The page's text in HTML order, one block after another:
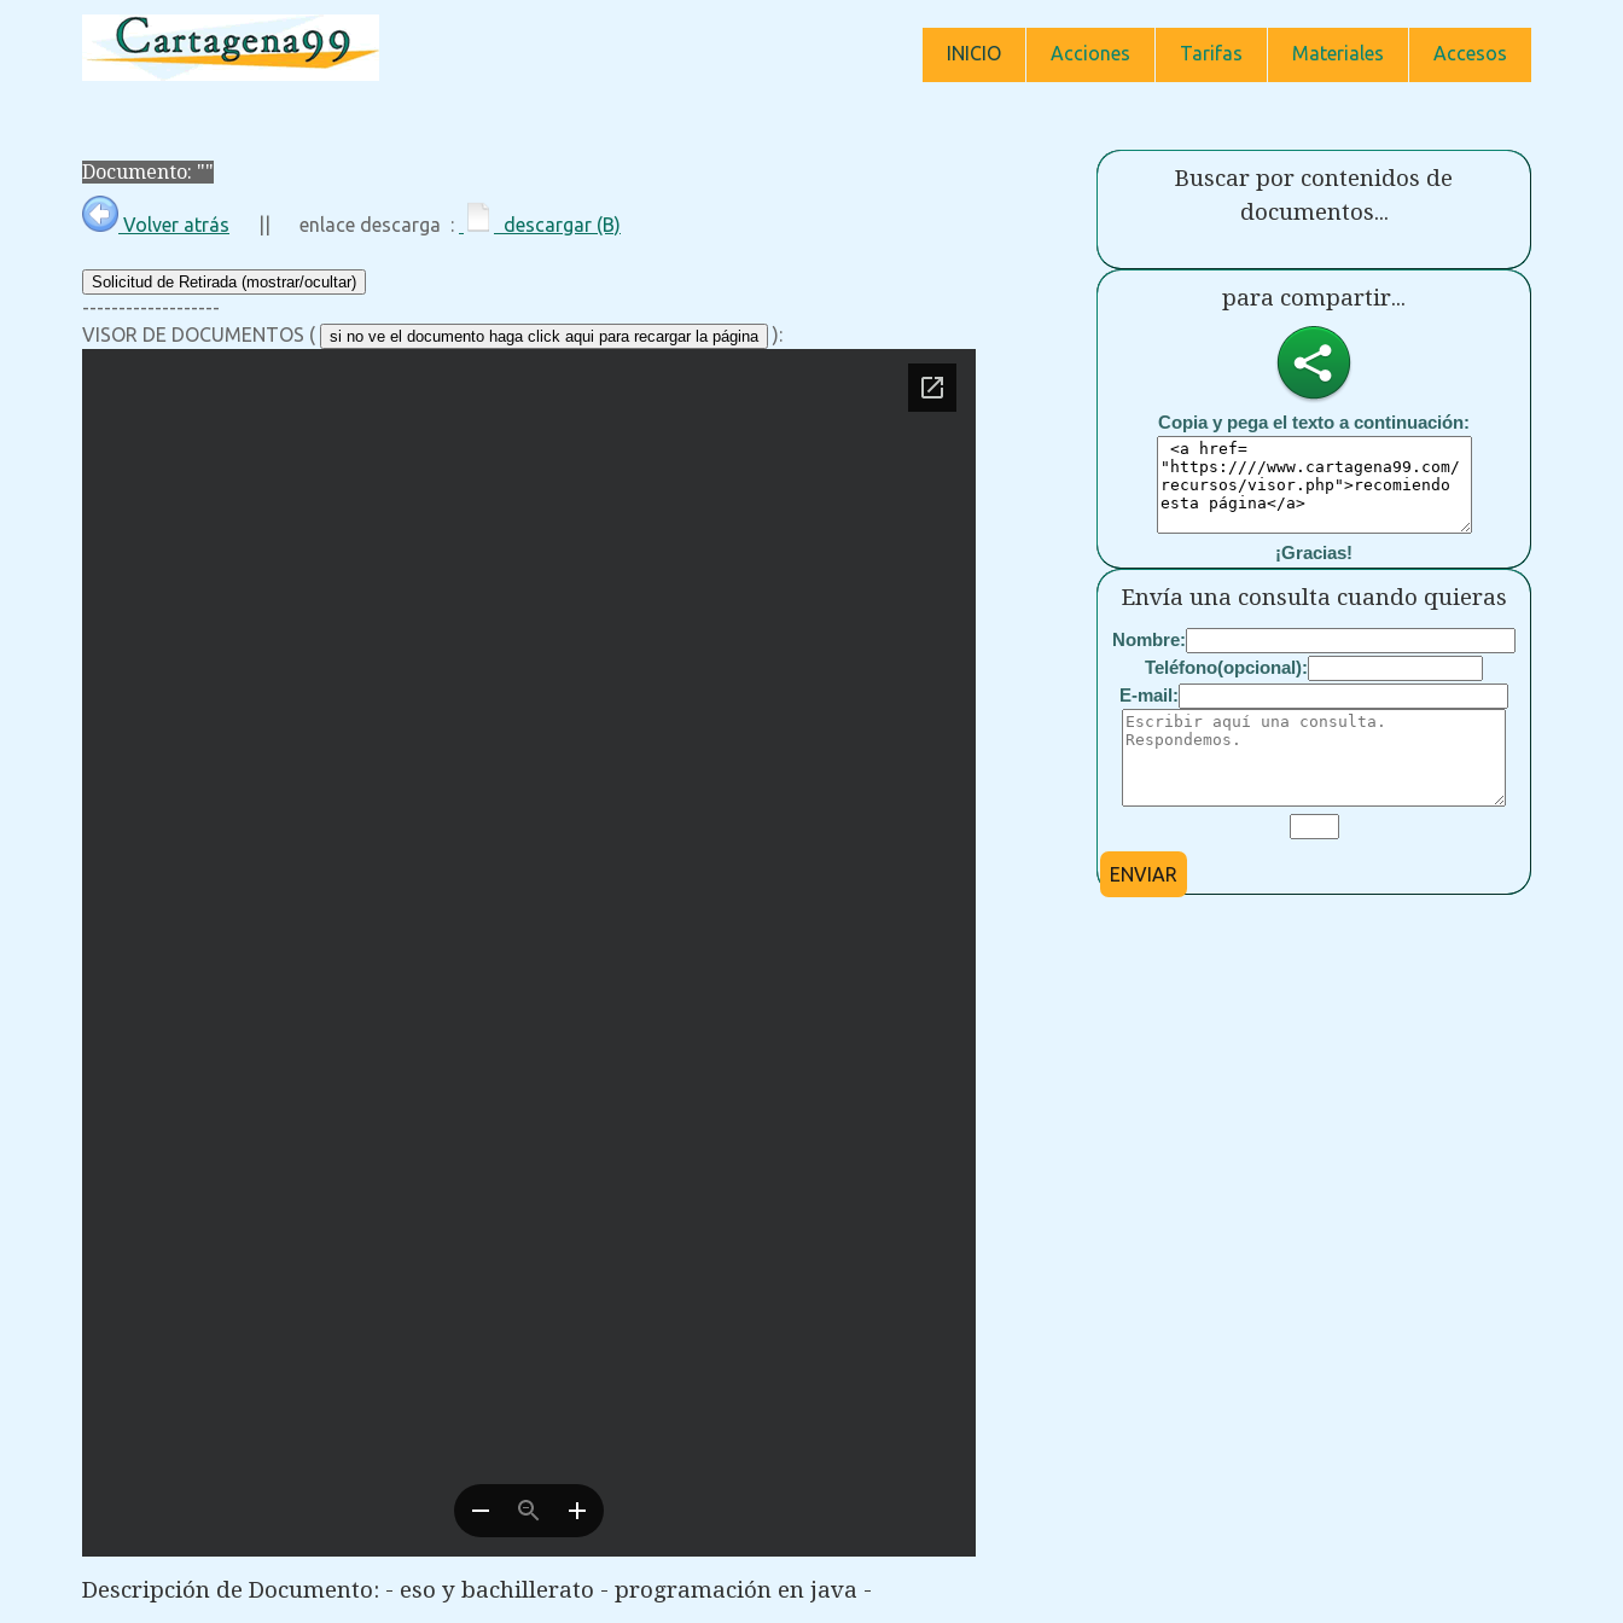
INICIO Acciones Tarifas Materiales Accesos
Documento: ""
Volver atrás || enlace descarga : descargar (B)
Solicitud de Retirada (mostrar/ocultar)
-------------------
VISOR DE DOCUMENTOS (
si no ve el documento haga click aqui para recargar la página ):
Descripción de Documento: - eso y bachillerato - programación en java -
Buscar por contenidos de
documentos...
para compartir...
Copia y pega el texto a continuación:
¡Gracias!
Envía una consulta cuando quieras
Nombre:
Teléfono(opcional):
E-mail:
ENVIAR